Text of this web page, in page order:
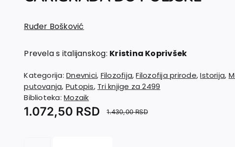
Ruđer Bošković
Prevela s italijanskog: Kristina Koprivšek
Kategorija:Dnevnici, Filozofija,Filozofija prirode,Istorija,
putovanja, Putopis, Tri knjige za 2499
Biblioteka:Mozaik
1.430,00RSD
1.072,50 RSD